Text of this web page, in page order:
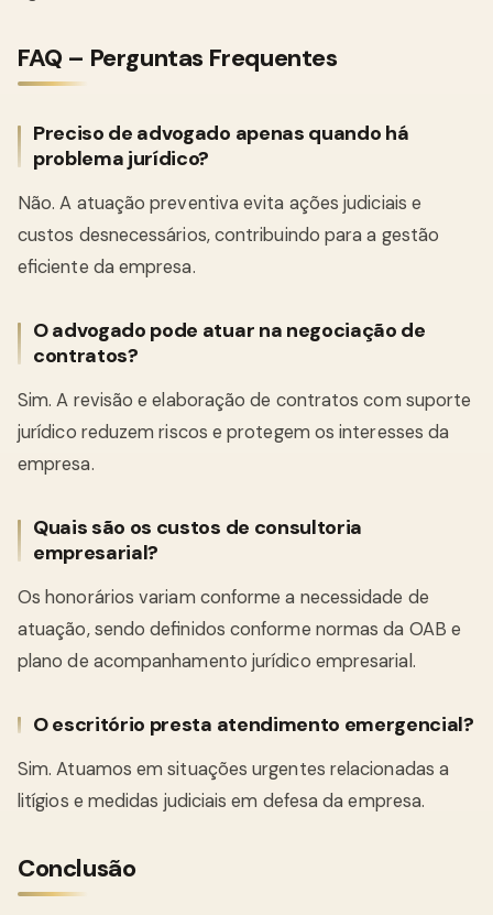
FAQ – Perguntas Frequentes
Preciso de advogado apenas quando há
problema jurídico?
Não. A atuação preventiva evita ações judiciais e
custos desnecessários, contribuindo para a gestão
eficiente da empresa.
O advogado pode atuar na negociação de
contratos?
Sim. A revisão e elaboração de contratos com suporte
jurídico reduzem riscos e protegem os interesses da
empresa.
Quais são os custos de consultoria
empresarial?
Os honorários variam conforme a necessidade de
atuação, sendo definidos conforme normas da OAB e
plano de acompanhamento jurídico empresarial.
O escritório presta atendimento emergencial?
Sim. Atuamos em situações urgentes relacionadas a
litígios e medidas judiciais em defesa da empresa.
Conclusão